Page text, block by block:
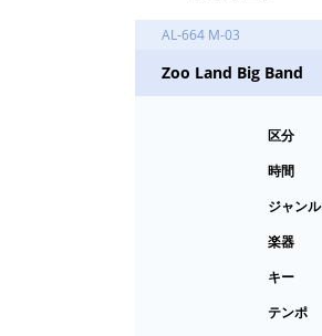
AL-664 M-03
Zoo Land Big Band
区分
時間
ジャンル
楽器
キー
テンポ